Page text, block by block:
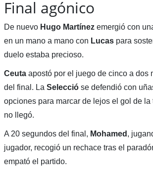
Final agónico
De nuevo Hugo Martínezemergió con
en un mano a mano con Lucaspara
duelo estaba precioso.
Ceutaapostó por el juego de cinco a dos
del final. La Seleccióse defendió con
opciones para marcar de lejos el gol de
no llegó.
A 20 segundos del final, Mohamed ,
jugador, recogió un rechace tras el
empató el partido.